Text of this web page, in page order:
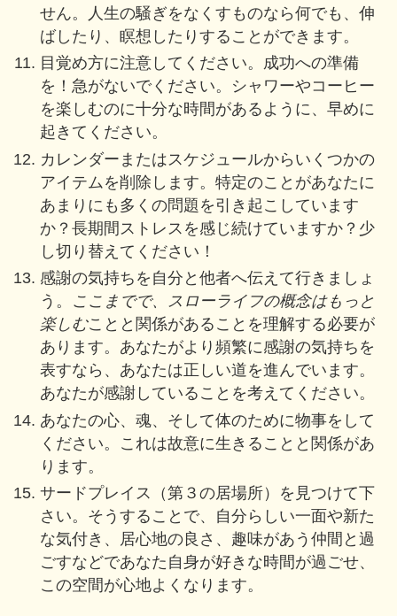
せん。人生の騒ぎをなくすものなら何でも、伸
ばしたり、瞑想したりすることができます。
目覚め方に注意してください。成功への準備
を！急がないでください。シャワーやコーヒー
を楽しむのに十分な時間があるように、早めに
起きてください。
カレンダーまたはスケジュールからいくつかの
アイテムを削除します。特定のことがあなたに
あまりにも多くの問題を引き起こしています
か？長期間ストレスを感じ続けていますか？少
し切り替えてください！
感謝の気持ちを自分と他者へ伝えて行きましょ
う。
ここまでで、スローライフの概念はもっと
楽しむことと関係があることを理解する必要が
あります。あなたがより頻繁に感謝の気持ちを
表すなら、あなたは正しい道を進んでいます。
あなたが感謝していることを考えてください。
あなたの心、魂、そして体のために物事をして
ください。これは故意に生きることと関係があ
ります。
サードプレイス（第３の居場所）を見つけて下
さい。そうすることで、自分らしい一面や新た
な気付き、居心地の良さ、趣味があう仲間と過
ごすなどであなた自身が好きな時間が過ごせ、
この空間が心地よくなります。